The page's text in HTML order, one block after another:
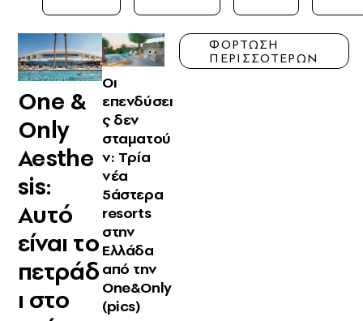
One &
Only
Aesthe
sis:
Αυτό
είναι το
πετράδ
ι στο
Οι
επενδύσει
ς δεν
σταματού
ν: Tρία
νέα
5άστερα
resorts
στην
Ελλάδα
από την
One&Only
(pics)
ΦΟΡΤΩΣΗ
ΠΕΡΙΣΣΟΤΕΡΩΝ